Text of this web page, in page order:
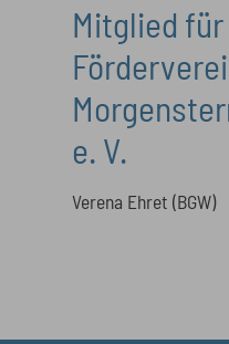
Mitglied
e. V.
Verena Ehret (BGW)